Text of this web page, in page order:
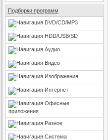
Подборки программ
DVD/CD/MP3
HDD/USB/SD
Аудио
Видео
Изображения
Интернет
Офисные
приложения
Разное
Система